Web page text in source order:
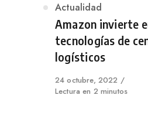
Category
Actualidad
Amazon invierte
tecnologías de
logísticos
Published
on
24 octubre, 2022
Lectura en 2 minutos